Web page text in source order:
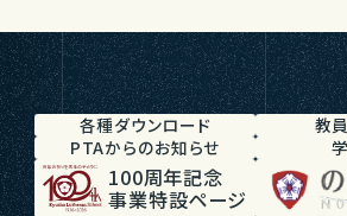
各種ダウンロード
教
PTAからのお知らせ
100周年記念
事業特設ページ